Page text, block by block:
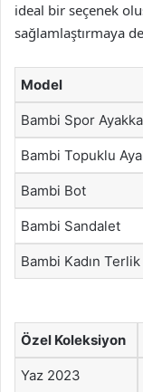
ideal bir seçenek
sağlamlaştırmaya
Model
Bambi Spor
Bambi Topuklu
Bambi Bot
Bambi Sandalet
Bambi Kadın Terlik
Özel Koleksiyon
Yaz 2023